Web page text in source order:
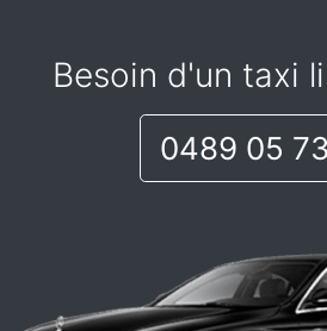
Besoin d'un taxi
0489 05